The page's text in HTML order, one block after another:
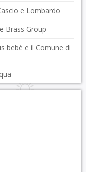
e Lombardo
Brass Group
bebè e il Comune di